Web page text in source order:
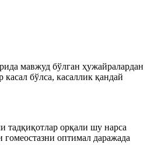
мавжуд бўлган ҳужайралардан
касал бўлса, касаллик қандай
тадқиқотлар орқали шу нарса
оптимал даражада